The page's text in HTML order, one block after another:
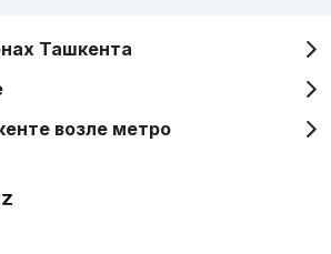
Ташкента
возле метро